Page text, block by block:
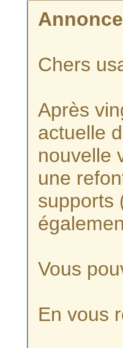
Annonce
Chers
Après
actuelle
nouvelle
une
supports
Vous
En vous